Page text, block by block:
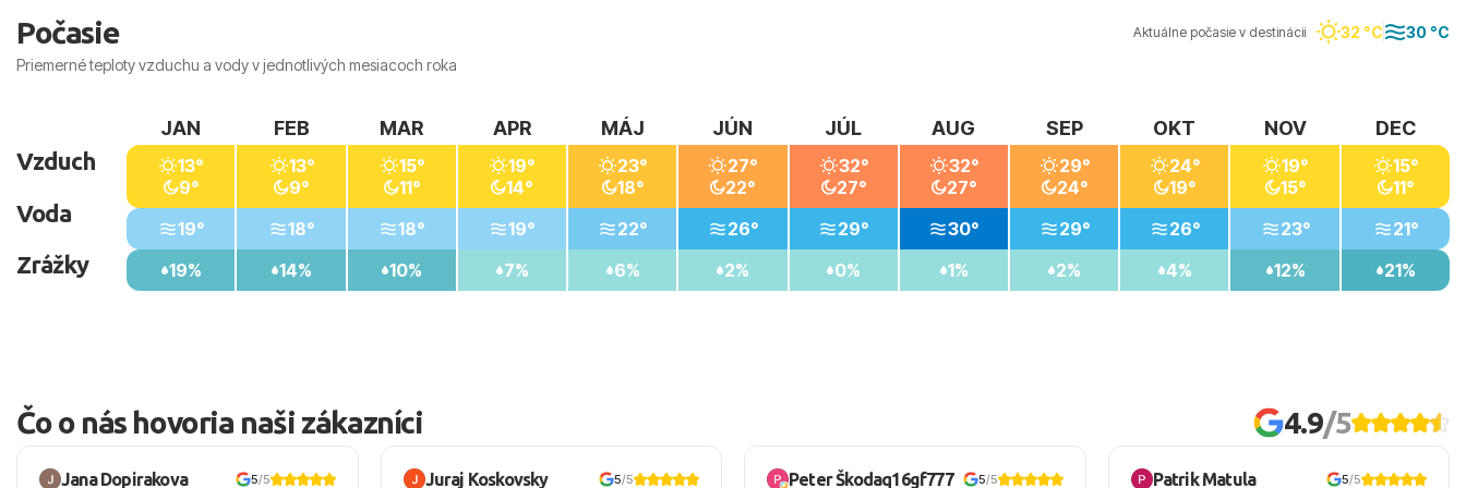
Počasie
Priemerné teploty vzduchu a vody v jednotlivých mesiacoch roka
Aktuálne počasie v destinácii 32 °C 30 °C
Vzduch
Voda
Zrážky
JAN
13°
9°
19°
19%
FEB
13°
9°
18°
14%
MAR
15°
11°
18°
10%
APR
19°
14°
19°
7%
MÁJ
23°
18°
22°
6%
JÚN
27°
22°
26°
2%
JÚL
32°
27°
29°
0%
AUG
32°
27°
30°
1%
SEP
29°
24°
29°
2%
OKT
24°
19°
26°
4%
NOV
19°
15°
23°
12%
DEC
15°
11°
21°
21%
Čo o nás hovoria naši zákazníci 4.9/5
Jana Dopirakova 5/5 Juraj Koskovsky 5/5 Peter Škodaq16gf777 5/5 Patrik Matula 5/5